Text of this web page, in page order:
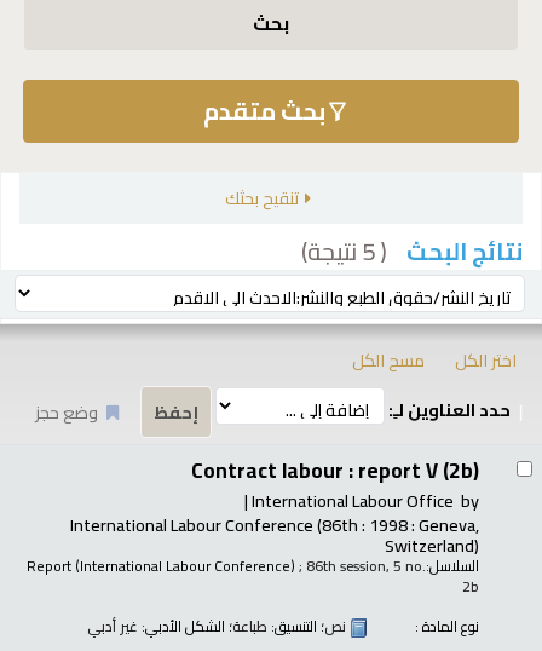
بحث
بحث متقدم
تنقيح بحثك
نتائج البحث ( 5 نتيجة)
ترتيب بواسطة:
اختر الكل
مسح الكل
حدد العناوين لـِ:
وضع حجز
Contract labour : report V (2b)
by
International Labour Office
International Labour Conference(86th : 1998 : Geneva,
Switzerland)
السلاسل: Report (International Labour Conference); 86th session, 5 no.
2b
نوع المادة :
نص؛ التنسيق: طباعة؛ الشكل الأدبي: غير أدبي